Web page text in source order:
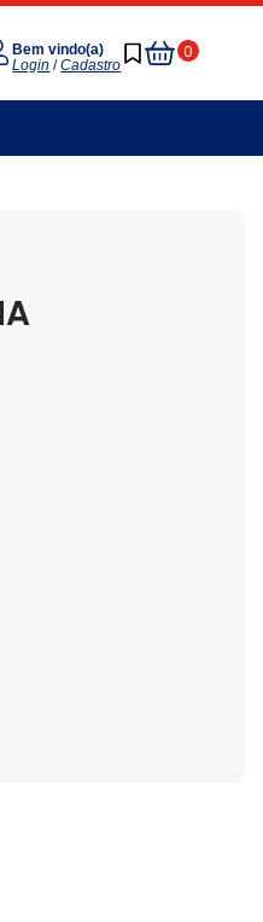
Bem vindo(a)
Login /Cadastro
0
Meu
Carrinho